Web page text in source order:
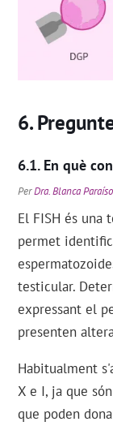
En què
PerDra. Blanca
El FISH és una
permet
testicular.
expressant el
presenten
Habitualment
X e I, ja que
que poden